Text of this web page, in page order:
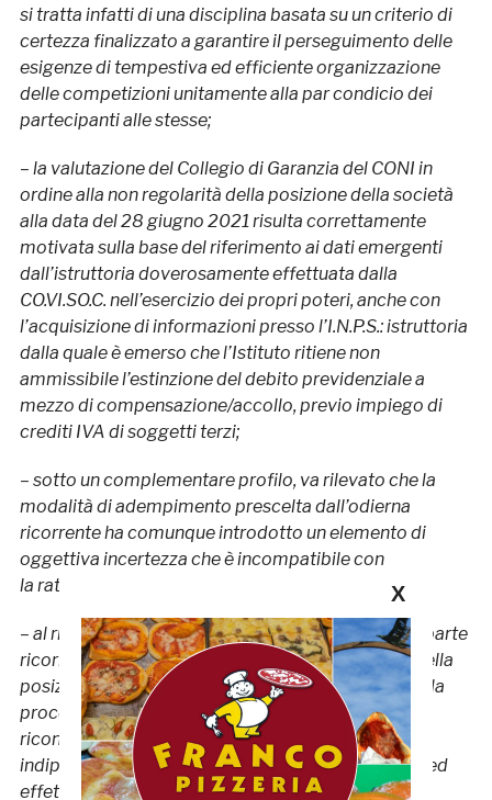
si tratta infatti di una disciplina basata su un criterio di
certezza finalizzato a garantire il perseguimento delle
esigenze di tempestiva ed efficiente organizzazione
delle competizioni unitamente alla par condicio dei
partecipanti alle stesse;
– la valutazione del Collegio di Garanzia del CONI in
ordine alla non regolarità della posizione della società
alla data del 28 giugno 2021 risulta correttamente
motivata sulla base del riferimento ai dati emergenti
dall’istruttoria doverosamente effettuata dalla
CO.VI.SO.C. nell’esercizio dei propri poteri, anche con
l’acquisizione di informazioni presso l’I.N.P.S.: istruttoria
dalla quale è emerso che l’Istituto ritiene non
ammissibile l’estinzione del debito previdenziale a
mezzo di compensazione/accollo, previo impiego di
crediti IVA di soggetti terzi;
– sotto un complementare profilo, va rilevato che la
modalità di adempimento prescelta dall’odierna
ricorrente ha comunque introdotto un elemento di
oggettiva incertezza che è incompatibile con
la ratio della normativa sportiva in questione;
– al riguardo neppure rilevano le considerazioni di parte
ricorrente in ordine all’asserita contraddittorietà della
posizione della Federazione con l’esito positivo della
procedura precedentemente svoltasi per il
riconoscimento del titolo sportivo, la quale è
indipendente ed è diversa per presupposti, finalità ed
effetti;
X